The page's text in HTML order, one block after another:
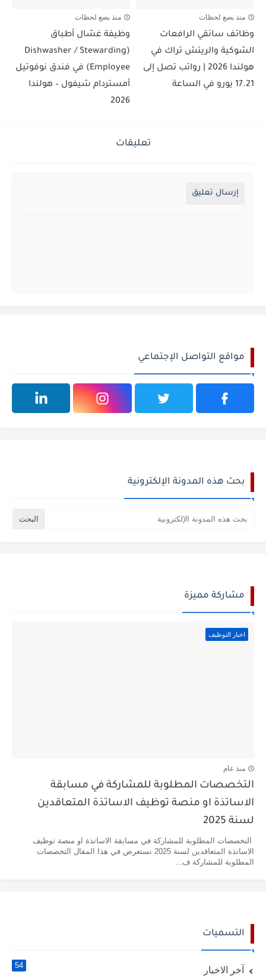
منذ بضع لحظات
وظائف سائقي الرافعات
الشوكية والريتش تراك في
هولندا 2026 | رواتب تصل إلى
17.21 يورو في الساعة
منذ بضع لحظات
وظيفة غسّال أطباق
(Dishwasher / Stewarding
Employee) في فندق نوفوتيل
أمستردام شيفول – هولندا
2026
تعليقات
إرسال تعليق
مواقع التواصل الإجتماعي
بحث هذه المدونة الإلكترونية
مشاركة مميزة
اخبار التوظيف
منذ عام
التخصصات المطلوبة للمشاركة في مسابقة
الاساتذة او منصة توظيف الاساتذة المتعاقدين
لسنة 2025
التخصصات المطلوبة للمشاركة في مسابقة الاساتذة او منصة توظيف
الاساتذة المتعاقدين لسنة 2025 نستعرض في هذا المقال التخصصات
المطلوبة للمشاركة ف...
التسميات
آخر الاخبار 54